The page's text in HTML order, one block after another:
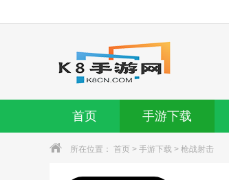
首页 手游下载
所在位置： 首页 > 手游下载 > 枪战射击